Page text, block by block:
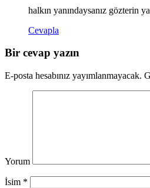
halkın yanındaysanız gözterin
Cevapla
Bir cevap yazın
E-posta hesabınız yayımlanmayacak.
Yorum
İsim *